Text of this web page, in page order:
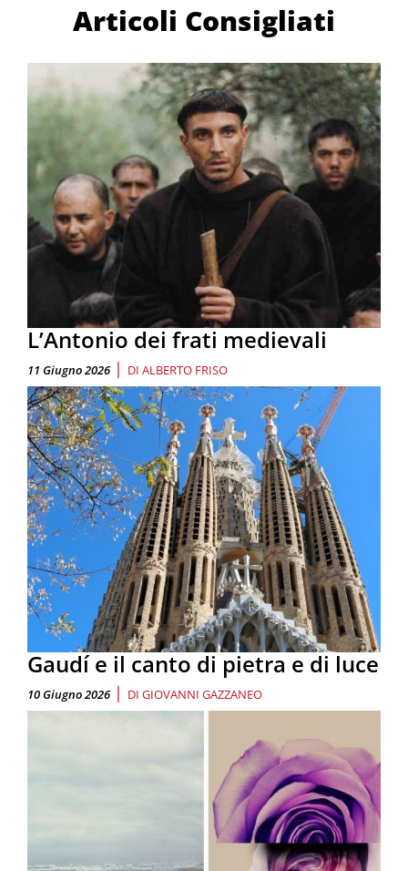
Articoli Consigliati
L’Antonio dei frati medievali
11 Giugno 2026 | DI ALBERTO FRISO
Gaudí e il canto di pietra e di luce
10 Giugno 2026 | DI GIOVANNI GAZZANEO